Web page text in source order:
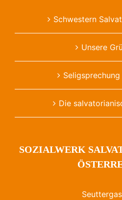
Schwestern
Unsere
Die
SOZIALWERK